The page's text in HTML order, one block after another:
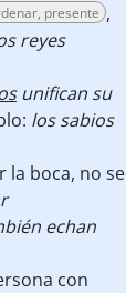
presente ,
reyes
unifican su
los sabios
la boca, no se
echan
con